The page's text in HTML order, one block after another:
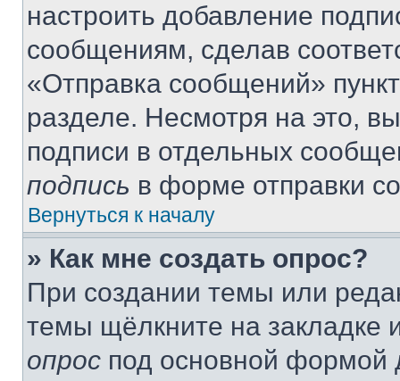
настроить добавление
сообщениям, сделав
«Отправка сообщений»
разделе. Несмотря на это,
подписи в отдельных
подпись в форме отправки
Вернуться к началу
» Как мне создать опрос?
При создании темы или
темы щёлкните на
опрос под основной формой